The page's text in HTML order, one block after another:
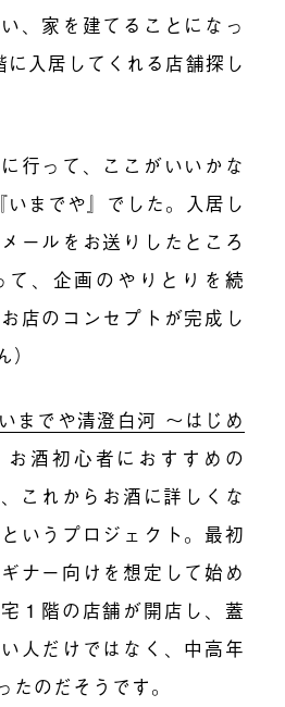
、家を建てることになっ
入居してくれる店舗探し
行って、ここがいいかな
までや』でした。入居し
ールをお送りしたところ
て、企画のやりとりを続
店のコンセプトが完成し
いまでや清澄白河 〜はじめ
お酒初心者におすすめの
これからお酒に詳しくな
いうプロジェクト。最初
ナー向けを想定して始め
１階の店舗が開店し、蓋
人だけではなく、中高年
のだそうです。